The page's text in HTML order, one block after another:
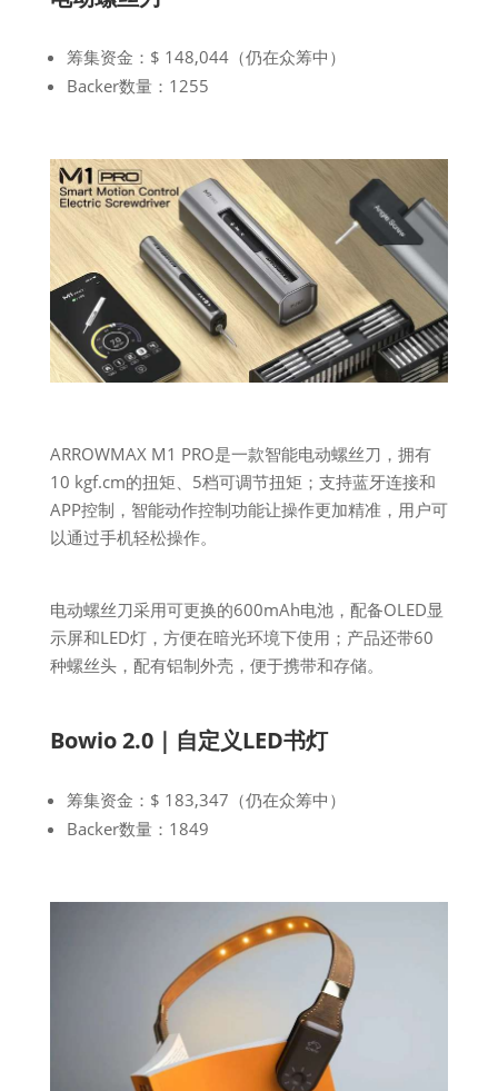
筹集资金：$ 148,044（仍在众筹中）
Backer数量：1255
ARROWMAX M1 PRO是一款智能电动螺丝刀，拥有
10 kgf.cm的扭矩、5档可调节扭矩；支持蓝牙连接和
APP控制，智能动作控制功能让操作更加精准，用户可
以通过手机轻松操作。
电动螺丝刀采用可更换的600mAh电池，配备OLED显
示屏和LED灯，方便在暗光环境下使用；产品还带60
种螺丝头，配有铝制外壳，便于携带和存储。
Bowio 2.0｜自定义LED书灯
筹集资金：$ 183,347（仍在众筹中）
Backer数量：1849